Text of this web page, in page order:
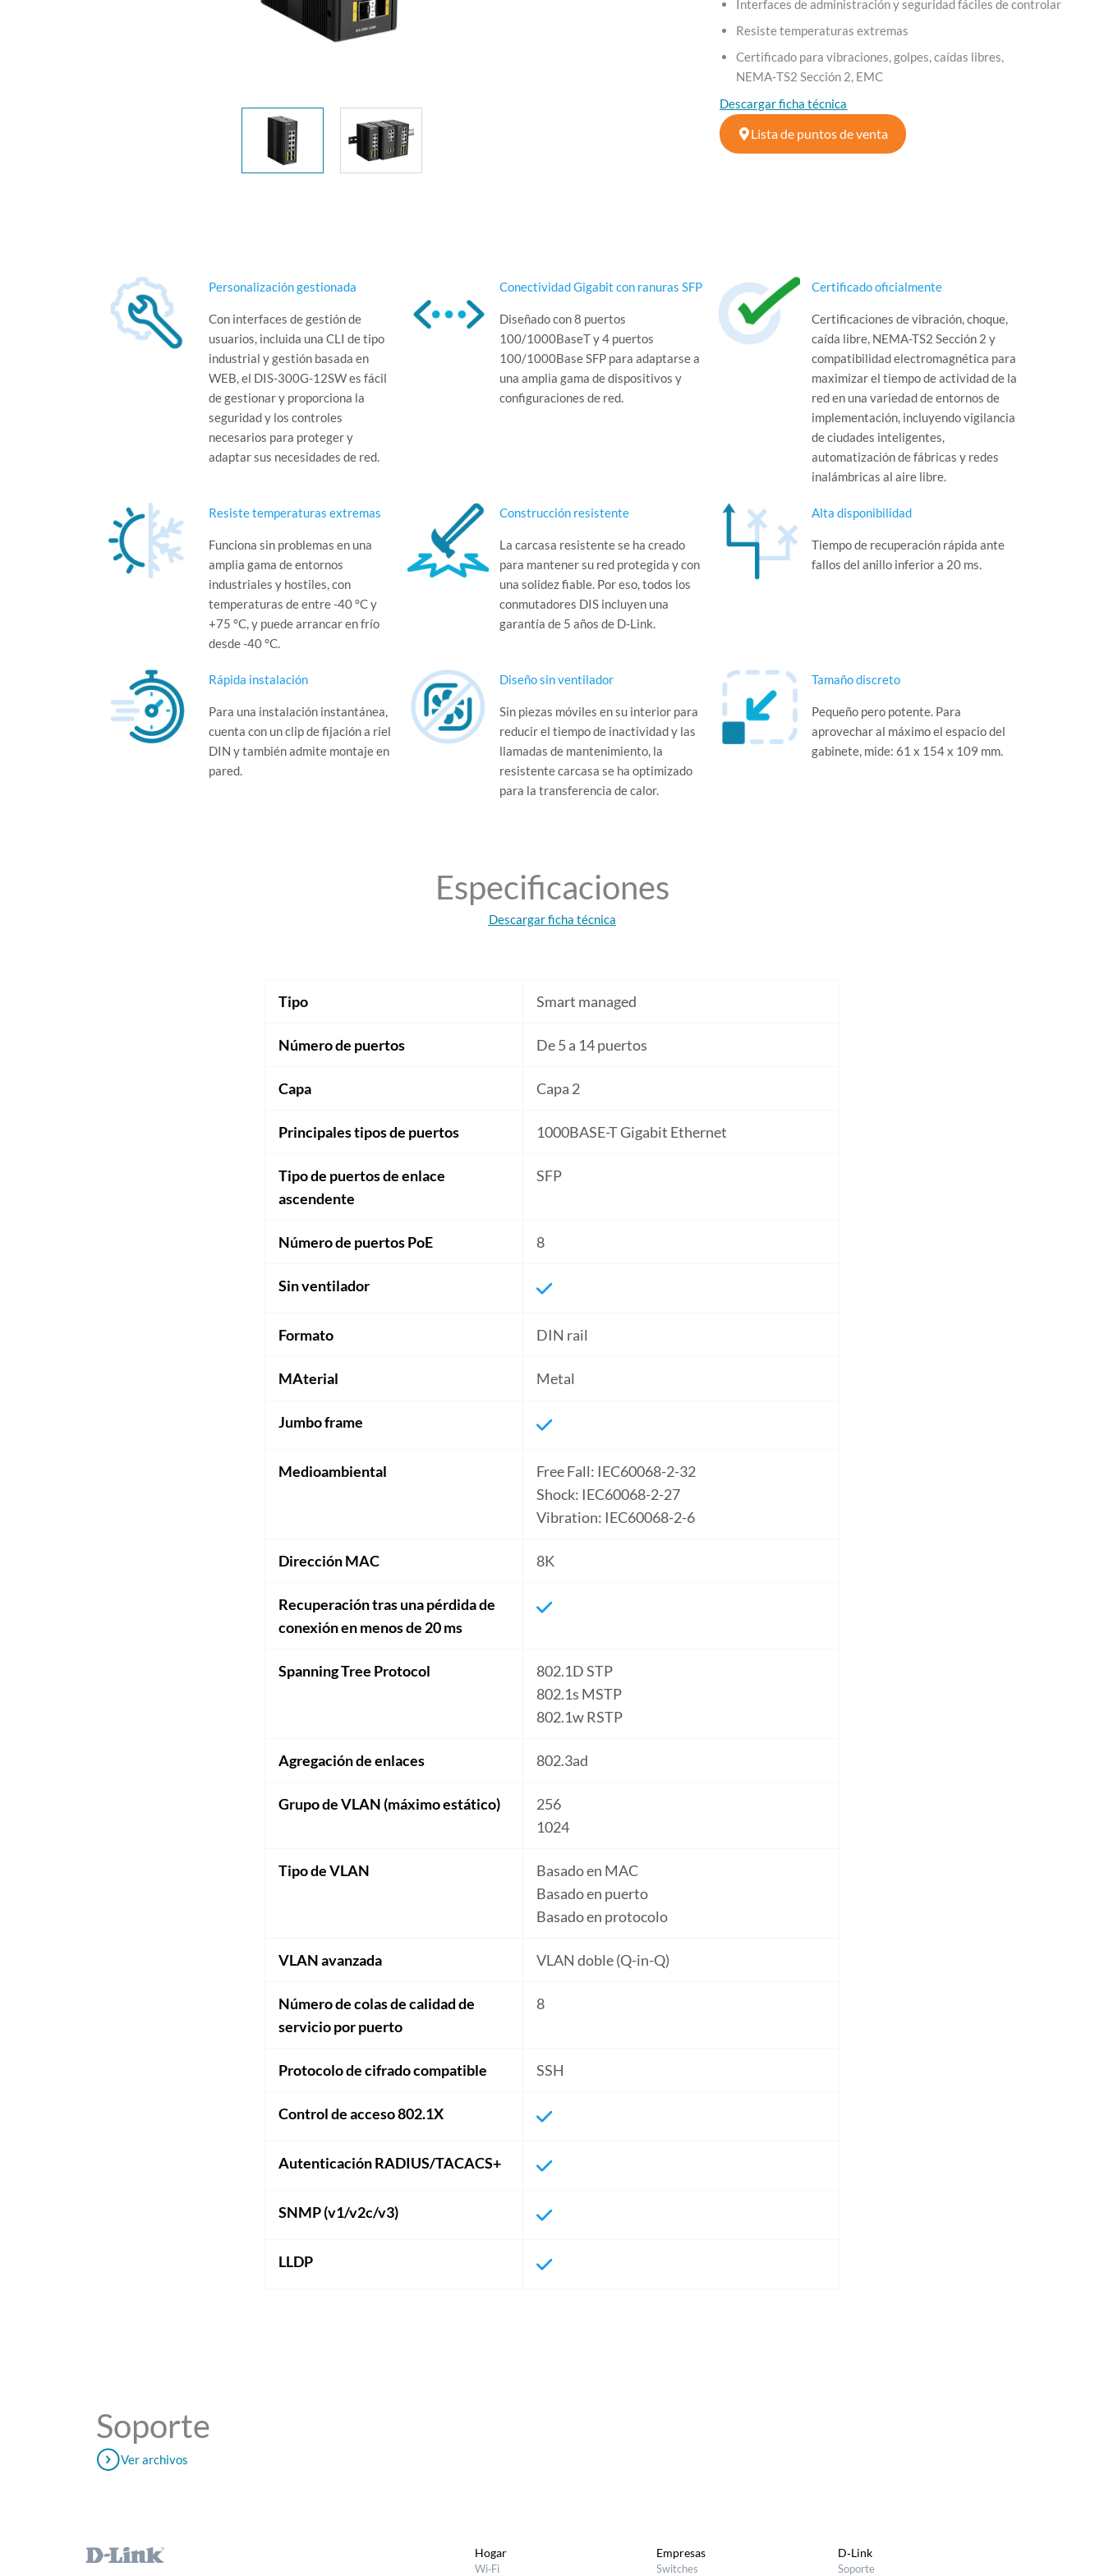
Interfaces de administración y seguridad fáciles de controlar
Resiste temperaturas extremas
Certificado para vibraciones, golpes, caídas libres,
NEMA‑TS2 Sección 2, EMC
Descargar ficha técnica
Lista de puntos de venta
Personalización gestionada
Con interfaces de gestión de
usuarios, incluida una CLI de tipo
industrial y gestión basada en
WEB, el DIS-300G-12SW es fácil
de gestionar y proporciona la
seguridad y los controles
necesarios para proteger y
adaptar sus necesidades de red.
Conectividad Gigabit con ranuras SFP
Diseñado con 8 puertos
100/1000BaseT y 4 puertos
100/1000Base SFP para adaptarse a
una amplia gama de dispositivos y
configuraciones de red.
Certificado oficialmente
Certificaciones de vibración, choque,
caída libre, NEMA-TS2 Sección 2 y
compatibilidad electromagnética para
maximizar el tiempo de actividad de la
red en una variedad de entornos de
implementación, incluyendo vigilancia
de ciudades inteligentes,
automatización de fábricas y redes
inalámbricas al aire libre.
Resiste temperaturas extremas
Funciona sin problemas en una
amplia gama de entornos
industriales y hostiles, con
temperaturas de entre -40 °C y
+75 °C, y puede arrancar en frío
desde -40 °C.
Construcción resistente
La carcasa resistente se ha creado
para mantener su red protegida y con
una solidez fiable. Por eso, todos los
conmutadores DIS incluyen una
garantía de 5 años de D-Link.
Alta disponibilidad
Tiempo de recuperación rápida ante
fallos del anillo inferior a 20 ms.
Rápida instalación
Para una instalación instantánea,
cuenta con un clip de fijación a riel
DIN y también admite montaje en
pared.
Diseño sin ventilador
Sin piezas móviles en su interior para
reducir el tiempo de inactividad y las
llamadas de mantenimiento, la
resistente carcasa se ha optimizado
para la transferencia de calor.
Tamaño discreto
Pequeño pero potente. Para
aprovechar al máximo el espacio del
gabinete, mide: 61 x 154 x 109 mm.
Especificaciones
Descargar ficha técnica
Tipo Smart managed
Número de puertos De 5 a 14 puertos
Capa Capa 2
Principales tipos de puertos 1000BASE-T Gigabit Ethernet
Tipo de puertos de enlace
ascendente
SFP
Número de puertos PoE 8
Sin ventilador
Formato DIN rail
MAterial Metal
Jumbo frame
Medioambiental
Free Fall: IEC60068-2-32
Shock: IEC60068-2-27
Vibration: IEC60068-2-6
Dirección MAC 8K
Recuperación tras una pérdida de
conexión en menos de 20 ms
Spanning Tree Protocol
802.1D STP
802.1s MSTP
802.1w RSTP
Agregación de enlaces 802.3ad
Grupo de VLAN (máximo estático)
256
1024
Tipo de VLAN
Basado en MAC
Basado en puerto
Basado en protocolo
VLAN avanzada VLAN doble (Q-in-Q)
Número de colas de calidad de
servicio por puerto
8
Protocolo de cifrado compatible SSH
Control de acceso 802.1X
Autenticación RADIUS/TACACS+
SNMP (v1/v2c/v3)
LLDP
Soporte
Ver archivos
Hogar
Wi‑Fi
Empresas
Switches
D‑Link
Soporte